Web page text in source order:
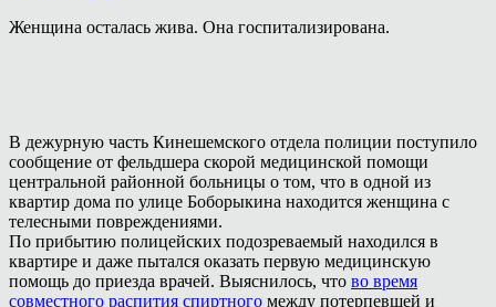
Женщина осталась жива. Она госпитализирована.
В дежурную часть Кинешемского отдела полиции поступило
сообщение от фельдшера скорой медицинской помощи
центральной районной больницы о том, что в одной из
квартир дома по улице Боборыкина находится женщина с
телесными повреждениями.
По прибытию полицейских подозреваемый находился в
квартире и даже пытался оказать первую медицинскую
помощь до приезда врачей. Выяснилось, что во время
совместного распития спиртного между потерпевшей и